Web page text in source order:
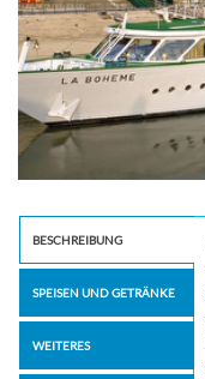
BESCHREIBUNG
SPEISEN UND GETRÄNKE
WEITERES